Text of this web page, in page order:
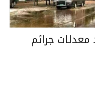
معدلات جرائم